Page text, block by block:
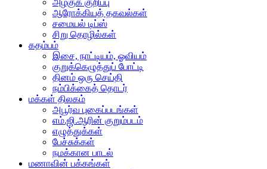
அழகுக் குறிப்பு
ஆரோக்கியத் தகவல்கள்
சமையல் டிப்ஸ்
சிறு தொழில்கள்
கதம்பம்
இசை, நாட்டியம், ஓவியம்
குறுக்கெழுத்துப் போட்டி
தினம் ஒரு செய்தி
நம்பிக்கைத் தொடர்
மக்கள் திலகம்
அபூர்வ புகைப்படங்கள்
எம்.ஜி.ஆரின் குறும்படம்
எழுத்துக்கள்
பேச்சுக்கள்
நமக்கான பாடல்
மணாவின் பக்கங்கள்